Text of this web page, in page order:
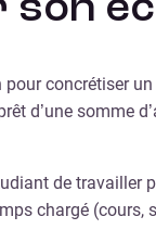
concrétiser
d’une somme
de
chargé (cours,